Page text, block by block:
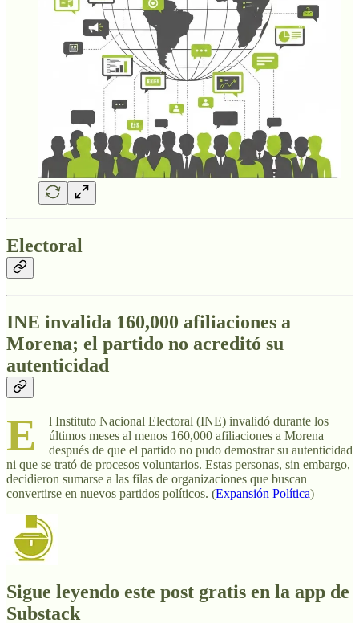
Electoral
INE invalida 160,000 afiliaciones a
Morena; el partido no acreditó su
autenticidad
E
l Instituto Nacional Electoral (INE) invalidó durante los
últimos meses al menos 160,000 afiliaciones a Morena
después de que el partido no pudo demostrar su autenticidad
ni que se trató de procesos voluntarios. Estas personas, sin embargo,
decidieron sumarse a las filas de organizaciones que buscan
convertirse en nuevos partidos políticos. (Expansión Política)
Sigue leyendo este post gratis en la app de
Substack